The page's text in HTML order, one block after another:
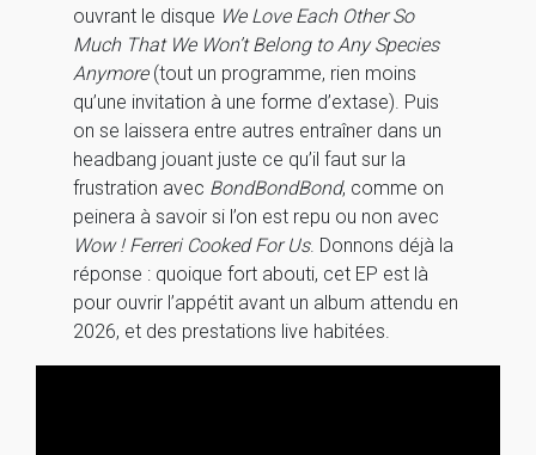
ouvrant le disque We Love Each Other So
Much That We Won’t Belong to Any Species
Anymore(tout un programme, rien moins
qu’une invitation à une forme d’extase). Puis
on se laissera entre autres entraîner dans un
headbang jouant juste ce qu’il faut sur la
frustration avec BondBondBond, comme on
peinera à savoir si l’on est repu ou non avec
Wow ! Ferreri Cooked For Us. Donnons déjà la
réponse : quoique fort abouti, cet EP est là
pour ouvrir l’appétit avant un album attendu en
2026, et des prestations live habitées.